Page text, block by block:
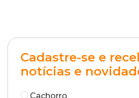
Cadastre-se e
notícias e
Cachorro